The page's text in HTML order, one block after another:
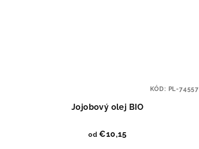
Jojobový olej BIO
od€10,15
KÓD: PL-74557